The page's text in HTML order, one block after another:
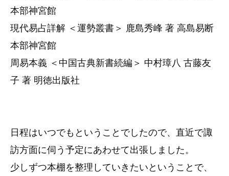
本部神宮館
現代易占詳解 ＜運勢叢書＞ 鹿島秀峰 著 高島易断
本部神宮館
周易本義 ＜中国古典新書続編＞ 中村璋八 古藤友
子 著 明徳出版社
日程はいつでもということでしたので、直近で諏
訪方面に伺う予定にあわせて出張しました。
少しずつ本棚を整理していきたいということで、